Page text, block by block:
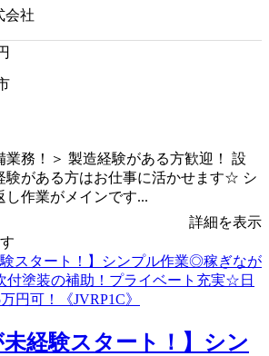
会社
業務！＞ 製造経験がある方歓迎！ 設
験がある方はお仕事に活かせます☆ シ
し作業がメインです...
詳細を表示
未経験スタート！】シン